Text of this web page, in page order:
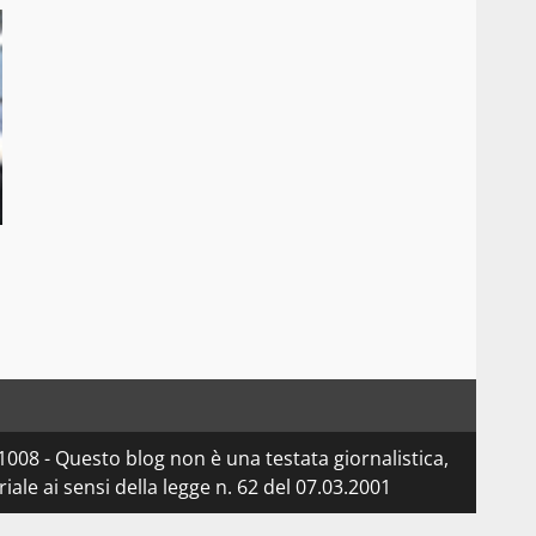
- Questo blog non è una testata giornalistica,
ai sensi della legge n. 62 del 07.03.2001